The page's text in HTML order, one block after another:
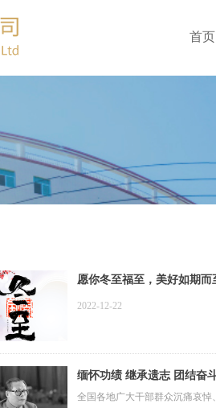
首页
愿你冬至福至，美好如期而
2022-12-22
缅怀功绩 继承遗志 团结奋
全国各地广大干部群众沉痛哀悼